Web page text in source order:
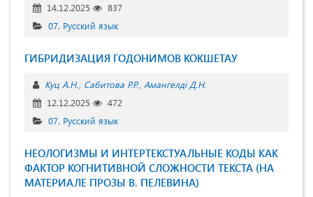
14.12.2025
837
07. Русский язык
ГИБРИДИЗАЦИЯ ГОДОНИМОВ КОКШЕТАУ
Куц А.Н. Сабитова Р.Р. Амангелді Д.Н.
12.12.2025
472
07. Русский язык
НЕОЛОГИЗМЫ И ИНТЕРТЕКСТУАЛЬНЫЕ КОДЫ КАК
ФАКТОР КОГНИТИВНОЙ СЛОЖНОСТИ ТЕКСТА (НА
МАТЕРИАЛЕ ПРОЗЫ В. ПЕЛЕВИНА)